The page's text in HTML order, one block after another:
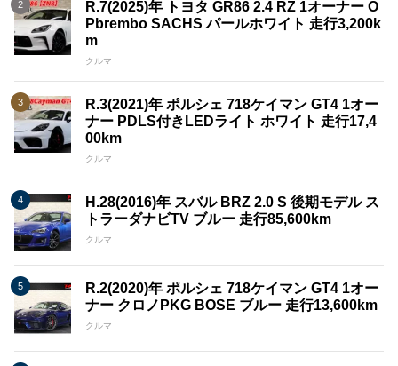
R.7(2025)年 トヨタ GR86 2.4 RZ 1オーナー O
Pbrembo SACHS パールホワイト 走行3,200k
m
クルマ
R.3(2021)年 ポルシェ 718ケイマン GT4 1オー
ナー PDLS付きLEDライト ホワイト 走行17,4
00km
クルマ
H.28(2016)年 スバル BRZ 2.0 S 後期モデル ス
トラーダナビTV ブルー 走行85,600km
クルマ
R.2(2020)年 ポルシェ 718ケイマン GT4 1オー
ナー クロノPKG BOSE ブルー 走行13,600km
クルマ